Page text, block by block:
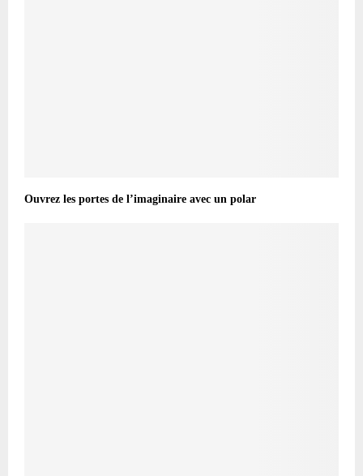
Ouvrez les portes de l’imaginaire avec un polar